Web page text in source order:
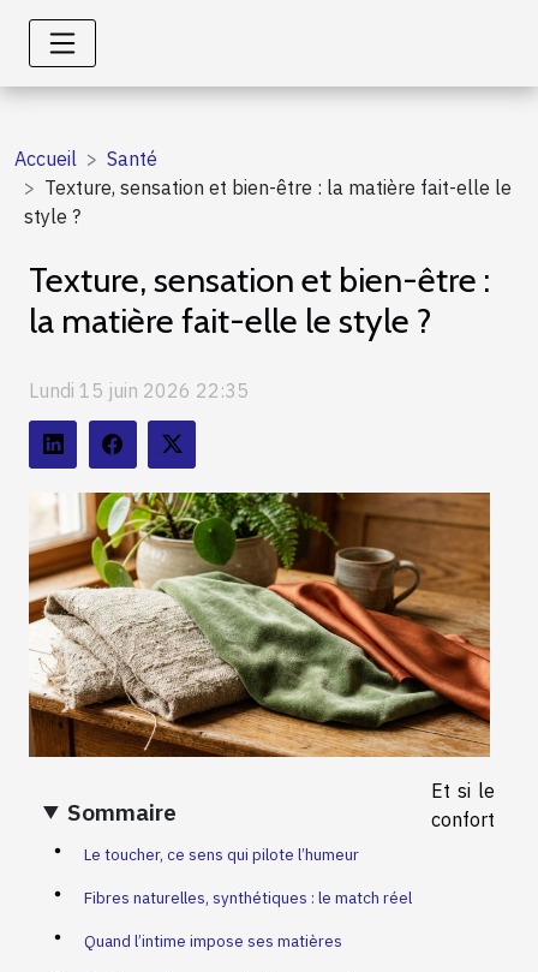
Accueil
Santé
Texture, sensation et bien-être : la matière fait-elle le
style ?
Texture, sensation et bien-être :
la matière fait-elle le style ?
Lundi 15 juin 2026 22:35
Sommaire
Le toucher, ce sens qui pilote l’humeur
Fibres naturelles, synthétiques : le match réel
Quand l’intime impose ses matières
Et si le
confort